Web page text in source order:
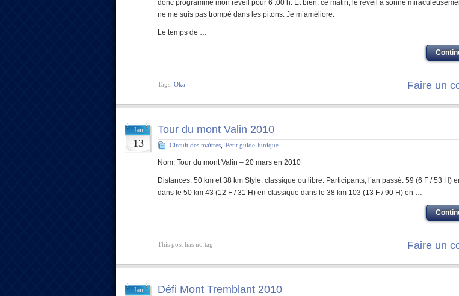
donc programmé mon réveil pour 6 :00 h. Et bien, ce matin, le réveil a sonné
ne me suis pas trompé dans les pitons. Je m’améliore.
Le temps de …
Tags: Oka Faire un
Jan
13
Tour du mont Valin 2010
Circuit des maîtres Petit guide Junique
Nom: Tour du mont Valin – 20 mars en 2010
Distances: 50 km et 38 km Style: classique ou libre. Participants, l’an passé: 59 (6 F / 53 H)
dans le 50 km 43 (12 F / 31 H) en classique dans le 38 km 103 (13 F / 90 H) en …
This post has no tag Faire un
Jan Défi Mont Tremblant 2010